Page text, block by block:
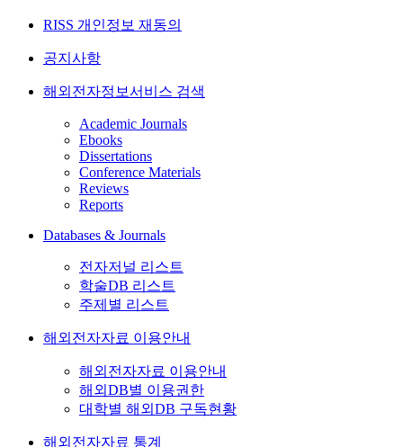
RISS 개인정보 재동의
공지사항
해외전자정보서비스 검색
Academic Journals
Ebooks
Dissertations
Conference Materials
Reviews
Reports
Databases & Journals
전자저널 리스트
학술DB 리스트
주제별 리스트
해외전자자료 이용안내
해외전자자료 이용안내
해외DB별 이용권한
대학별 해외DB 구독현황
해외전자자료 통계